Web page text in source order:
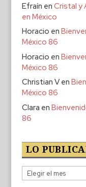
Efraín en Cristal y
en México
Horacio en
México 86
Horacio en
México 86
Christian Ven
México 86
Clara en
86
LO
Lo
publicado